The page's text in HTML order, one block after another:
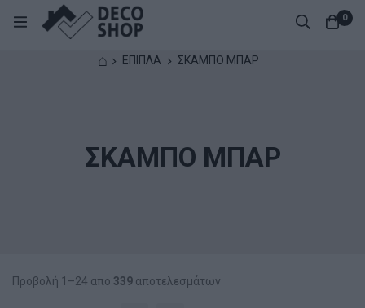
0
⌂ ΕΠΙΠΛΑ ΣΚΑΜΠΟ ΜΠΑΡ
ΣΚΑΜΠΟ ΜΠΑΡ
Προβολή 1–24 απο 339 αποτελεσμάτων